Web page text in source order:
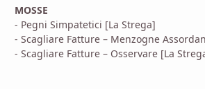
MOSSE
- Pegni Simpatetici [La Strega]
- Scagliare Fatture – Menzogne
- Scagliare Fatture – Osservare [La